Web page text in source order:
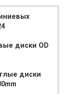
диски OD
диски